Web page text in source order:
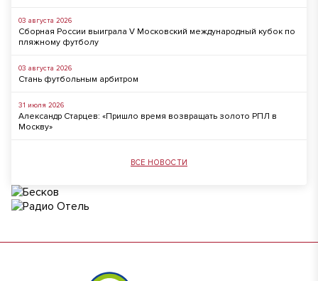
03 августа 2026
Сборная России выиграла V Московский международный кубок по
пляжному футболу
03 августа 2026
Стань футбольным арбитром
31 июля 2026
Александр Старцев: «Пришло время возвращать золото РПЛ в
Москву»
ВСЕ НОВОСТИ